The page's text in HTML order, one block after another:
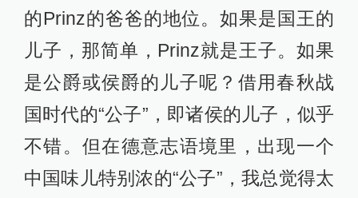
的Prinz的爸爸的地位。如果是国王的
儿子，那简单，Prinz就是王子。如果
是公爵或侯爵的儿子呢？借用春秋战
国时代的“公子”，即诸侯的儿子，似乎
不错。但在德意志语境里，出现一个
中国味儿特别浓的“公子”，我总觉得太